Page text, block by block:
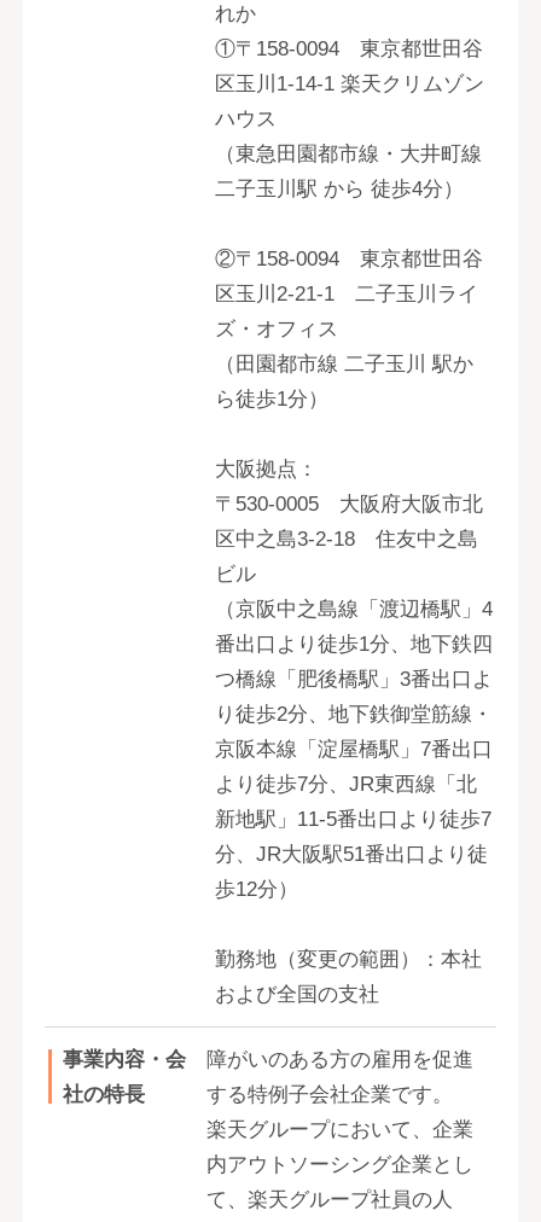
れか
①〒158-0094 東京都世田谷
区玉川1-14-1 楽天クリムゾン
ハウス
（東急田園都市線・大井町線
二子玉川駅 から 徒歩4分）
②〒158-0094 東京都世田谷
区玉川2-21-1 二子玉川ライ
ズ・オフィス
（田園都市線 二子玉川 駅か
ら徒歩1分）
大阪拠点：
〒530-0005 大阪府大阪市北
区中之島3-2-18 住友中之島
ビル
（京阪中之島線「渡辺橋駅」4
番出口より徒歩1分、地下鉄四
つ橋線「肥後橋駅」3番出口よ
り徒歩2分、地下鉄御堂筋線・
京阪本線「淀屋橋駅」7番出口
より徒歩7分、JR東西線「北
新地駅」11-5番出口より徒歩7
分、JR大阪駅51番出口より徒
歩12分）
勤務地（変更の範囲）：本社
および全国の支社
事業内容・会
社の特長
障がいのある方の雇用を促進
する特例子会社企業です。
楽天グループにおいて、企業
内アウトソーシング企業とし
て、楽天グループ社員の人